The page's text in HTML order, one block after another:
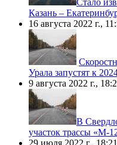
​Стало
Казань –
16 августа 2022 г.,
Урала запустят к
9 августа 2022 г.,
​В
участок трассы «М-
29 июля 2022 г., 18:21